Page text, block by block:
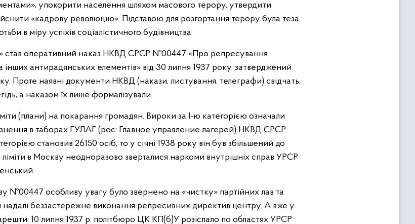
упокорити населення шляхом масового терору, утвердити
«кадрову революцію». Підставою для розгортання терору була теза
в міру успіхів соціалістичного будівництва.
став оперативний наказ НКВД СРСР №00447 «Про репресування
інших антирадянських елементів» від 30 липня 1937 року, затверджений
Проте наявні документи НКВД (накази, листування, телеграфи) свідчать,
а наказом їх лише формалізували.
(плани) на покарання громадян. Вироки за І-ю категорією означали
в таборах ГУЛАГ (рос: Главное управление лагерей) НКВД СРСР.
становив 26150 осіб, то у січні 1938 року він був збільшений до
ліміти в Москву неодноразово зверталися наркоми внутрішніх справ УРСР
№00447 особливу увагу було звернено на «чистку» партійних лав та
надалі беззастережне виконання репресивних директив центру. А вже у
10 липня 1937 р. політбюро ЦК КП(б)У розіслало по областях УРСР